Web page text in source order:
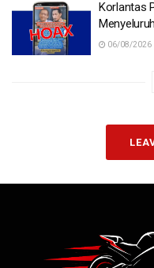
Korlantas
06/08/2026